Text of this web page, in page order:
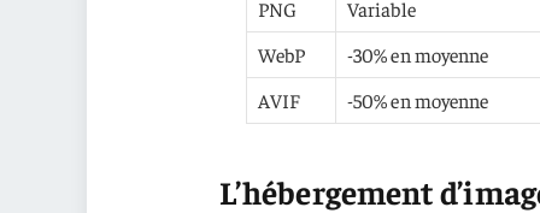
PNG
Variable
WebP
-30% en moyenne
AVIF
-50% en moyenne
L’hébergement